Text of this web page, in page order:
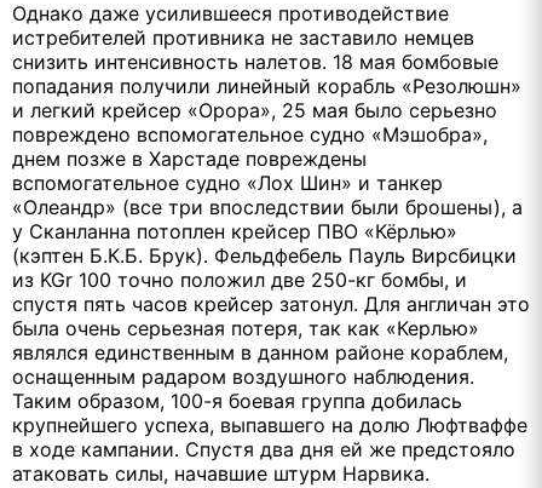
Однако даже усилившееся противодействие
истребителей противника не заставило немцев
снизить интенсивность налетов. 18 мая бомбовые
попадания получили линейный корабль «Резолюшн»
и легкий крейсер «Орора», 25 мая было серьезно
повреждено вспомогательное судно «Мэшобра»,
днем позже в Харстаде повреждены
вспомогательное судно «Лох Шин» и танкер
«Олеандр» (все три впоследствии были брошены), а
у Сканланна потоплен крейсер ПВО «Кёрлью»
(кэптен Б.К.Б. Брук). Фельдфебель Пауль Вирсбицки
из KGr 100 точно положил две 250-кг бомбы, и
спустя пять часов крейсер затонул. Для англичан это
была очень серьезная потеря, так как «Керлью»
являлся единственным в данном районе кораблем,
оснащенным радаром воздушного наблюдения.
Таким образом, 100-я боевая группа добилась
крупнейшего успеха, выпавшего на долю Люфтваффе
в ходе кампании. Спустя два дня ей же предстояло
атаковать силы, начавшие штурм Нарвика.